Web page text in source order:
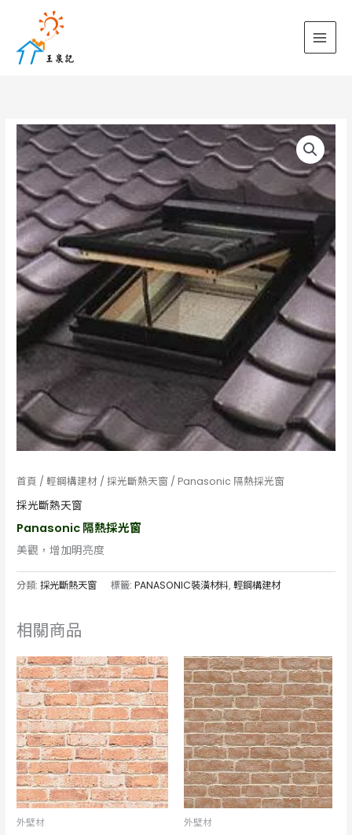
首頁 /輕鋼構建材 /採光斷熱天窗 / Panasonic 隔熱採光窗
採光斷熱天窗
Panasonic 隔熱採光窗
美觀，增加明亮度
分類:採光斷熱天窗 標籤:PANASONIC裝潢材料,輕鋼構建材
相關商品
外壁材 外壁材